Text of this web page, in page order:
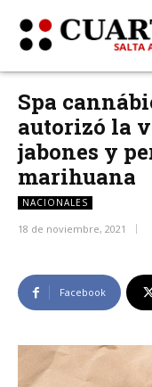
Spa
autorizó la
jabones y
marihuana
NACIONALES
18 de noviembre, 2021
Facebook